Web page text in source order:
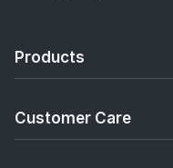
Products
Customer Care